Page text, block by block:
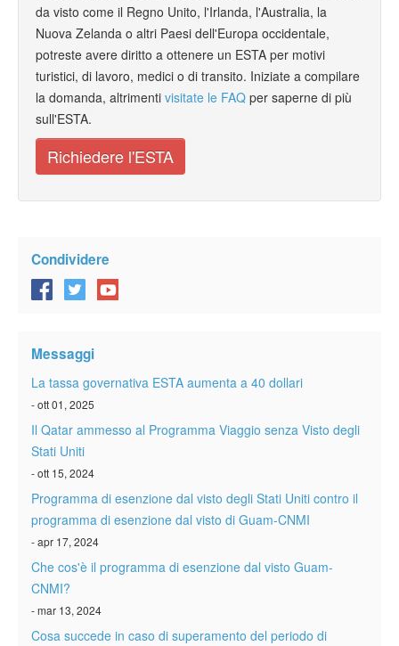
da visto come il Regno Unito, l'Irlanda, l'Australia, la
Nuova Zelanda o altri Paesi dell'Europa occidentale,
potreste avere diritto a ottenere un ESTA per motivi
turistici, di lavoro, medici o di transito. Iniziate a compilare
la domanda, altrimenti visitate le FAQ per saperne di più
sull'ESTA.
Richiedere l'ESTA
Condividere
Messaggi
La tassa governativa ESTA aumenta a 40 dollari
- ott 01, 2025
Il Qatar ammesso al Programma Viaggio senza Visto degli
Stati Uniti
- ott 15, 2024
Programma di esenzione dal visto degli Stati Uniti contro il
programma di esenzione dal visto di Guam-CNMI
- apr 17, 2024
Che cos'è il programma di esenzione dal visto Guam-
CNMI?
- mar 13, 2024
Cosa succede in caso di superamento del periodo di